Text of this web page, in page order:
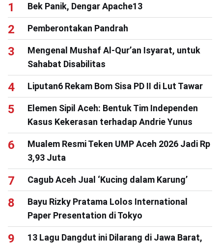
Bek Panik, Dengar Apache13
Pemberontakan Pandrah
Mengenal Mushaf Al-Qur’an Isyarat, untuk
Sahabat Disabilitas
Liputan6 Rekam Bom Sisa PD II di Lut Tawar
Elemen Sipil Aceh: Bentuk Tim Independen
Kasus Kekerasan terhadap Andrie Yunus
Mualem Resmi Teken UMP Aceh 2026 Jadi Rp
3,93 Juta
Cagub Aceh Jual ‘Kucing dalam Karung’
Bayu Rizky Pratama Lolos International
Paper Presentation di Tokyo
13 Lagu Dangdut ini Dilarang di Jawa Barat,